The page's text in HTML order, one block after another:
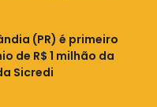
(PR) é primeiro
de R$ 1 milhão da
Sicredi